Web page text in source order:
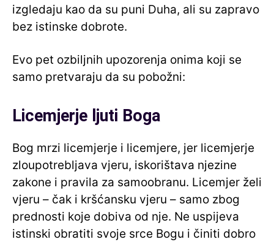
izgledaju kao da su puni Duha, ali su zapravo
bez istinske dobrote.
Evo pet ozbiljnih upozorenja onima koji se
samo pretvaraju da su pobožni:
Licemjerje ljuti Boga
Bog mrzi licemjerje i licemjere, jer licemjerje
zloupotrebljava vjeru, iskorištava njezine
zakone i pravila za samoobranu. Licemjer želi
vjeru – čak i kršćansku vjeru – samo zbog
prednosti koje dobiva od nje. Ne uspijeva
istinski obratiti svoje srce Bogu i činiti dobro